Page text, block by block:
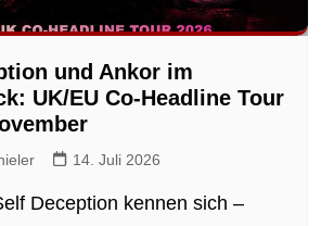
und Ankor im
UK/EU Co-Headline Tour
14. Juli 2026
Deception kennen sich –